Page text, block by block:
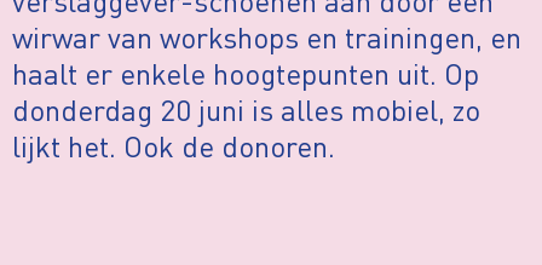
wirwar van workshops en trainingen, en
haalt er enkele hoogtepunten uit. Op
donderdag 20 juni is alles mobiel, zo
lijkt het. Ook de donoren.